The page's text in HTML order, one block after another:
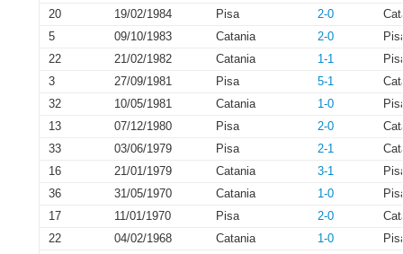
20
19/02/1984 Pisa 2-0
5
09/10/1983 Catania 2-0
22
21/02/1982 Catania 1-1
3
27/09/1981 Pisa 5-1
32
10/05/1981 Catania 1-0
13
07/12/1980 Pisa 2-0
33
03/06/1979 Pisa 2-1
16
21/01/1979 Catania 3-1
36
31/05/1970 Catania 1-0
17
11/01/1970 Pisa 2-0
22
04/02/1968 Catania 1-0